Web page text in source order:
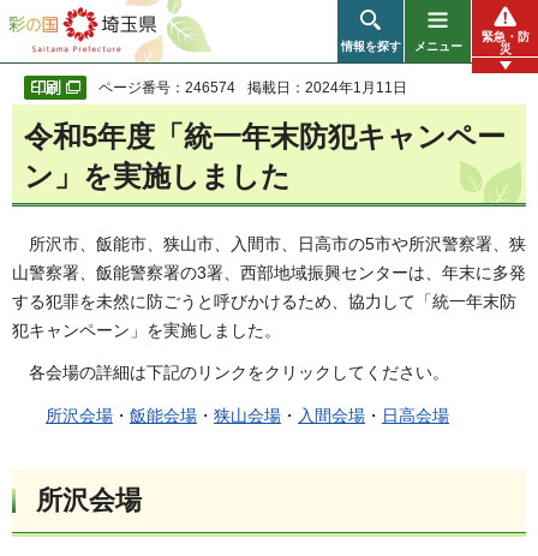
彩の国 埼玉県
情報を探す メニュー
緊急・防
災
ページ番号：246574 掲載日：2024年1月11日
令和5年度「統一年末防犯キャンペー
ン」を実施しました
所沢市、飯能市、狭山市、入間市、日高市の5市や所沢警察署、狭
山警察署、飯能警察署の3署、西部地域振興センターは、年末に多発
する犯罪を未然に防ごうと呼びかけるため、協力して「統一年末防
犯キャンペーン」を実施しました。
各会場の詳細は下記のリンクをクリックしてください。
所沢会場 ・ 飯能会場 ・ 狭山会場 ・ 入間会場 ・ 日高会場
所沢会場